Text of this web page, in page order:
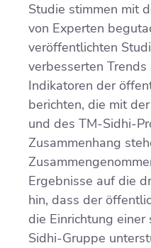
Studie stimmen mit
von Experten
veröffentlichten
verbesserten
Indikatoren der
berichten, die mit
und des TM-Sidhi-
Zusammenhang
Ergebnisse auf die
hin, dass der
die Einrichtung
Sidhi-Gruppe